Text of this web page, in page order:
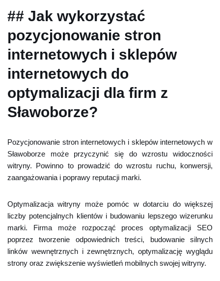
## Jak wykorzystać
pozycjonowanie stron
internetowych i sklepów
internetowych do
optymalizacji dla firm z
Sławoborze?
Pozycjonowanie stron internetowych i sklepów internetowych w
Sławoborze może przyczynić się do wzrostu widoczności
witryny. Powinno to prowadzić do wzrostu ruchu, konwersji,
zaangażowania i poprawy reputacji marki.
Optymalizacja witryny może pomóc w dotarciu do większej
liczby potencjalnych klientów i budowaniu lepszego wizerunku
marki. Firma może rozpocząć proces optymalizacji SEO
poprzez tworzenie odpowiednich treści, budowanie silnych
linków wewnętrznych i zewnętrznych, optymalizację wyglądu
strony oraz zwiększenie wyświetleń mobilnych swojej witryny.